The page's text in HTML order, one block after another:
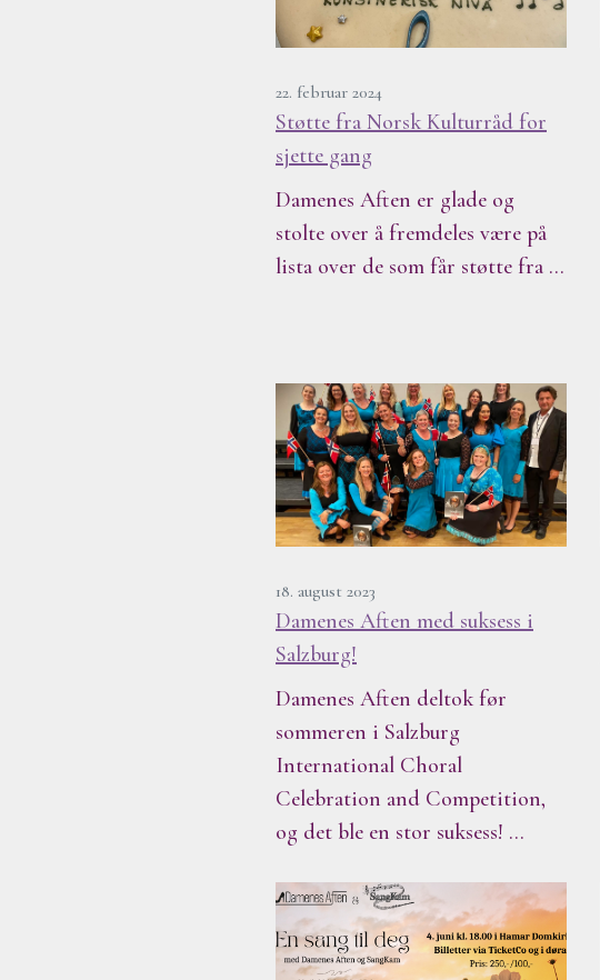
22. februar 2024
Støtte fra Norsk Kulturråd for
sjette gang
Damenes Aften er glade og
stolte over å fremdeles være på
lista over de som får støtte fra …
18. august 2023
Damenes Aften med suksess i
Salzburg!
Damenes Aften deltok før
sommeren i Salzburg
International Choral
Celebration and Competition,
og det ble en stor suksess! …